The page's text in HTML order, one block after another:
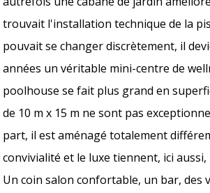
trouvait l'installation technique de la
pouvait se changer discrètement, il
années un véritable mini-centre de
poolhouse se fait plus grand en
de 10 m x 15 m ne sont pas
part, il est aménagé totalement
convivialité et le luxe tiennent, ici aussi,
Un coin salon confortable, un bar, des